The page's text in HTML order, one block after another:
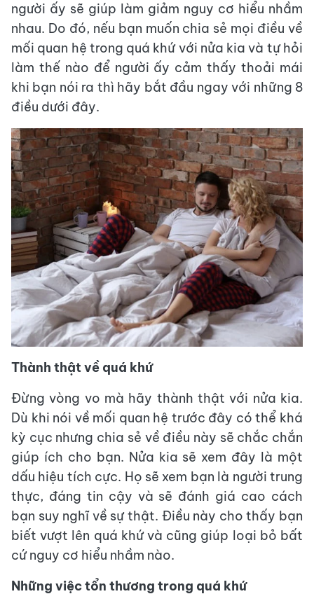
người ấy sẽ giúp làm giảm nguy cơ hiểu nhầm
nhau. Do đó, nếu bạn muốn chia sẻ mọi điều về
mối quan hệ trong quá khứ với nửa kia và tự hỏi
làm thế nào để người ấy cảm thấy thoải mái
khi bạn nói ra thì hãy bắt đầu ngay với những 8
điều dưới đây.
Thành thật về quá khứ
Đừng vòng vo mà hãy thành thật với nửa kia.
Dù khi nói về mối quan hệ trước đây có thể khá
kỳ cục nhưng chia sẻ về điều này sẽ chắc chắn
giúp ích cho bạn. Nửa kia sẽ xem đây là một
dấu hiệu tích cực. Họ sẽ xem bạn là người trung
thực, đáng tin cậy và sẽ đánh giá cao cách
bạn suy nghĩ về sự thật. Điều này cho thấy bạn
biết vượt lên quá khứ và cũng giúp loại bỏ bất
cứ nguy cơ hiểu nhầm nào.
Những việc tổn thương trong quá khứ